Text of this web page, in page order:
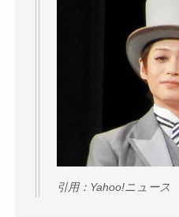
引用：Yahoo!ニュース